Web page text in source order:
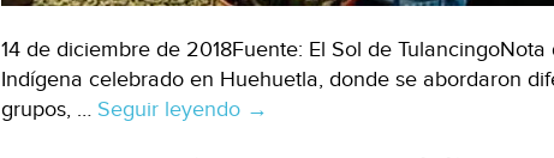
14 de diciembre de 2018Fuente: El Sol de
Indígena celebrado en Huehuetla, donde se abordaron
grupos, … Seguir leyendo Propuestas
→